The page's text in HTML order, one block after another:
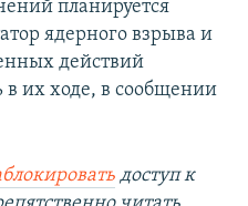
планируется
ядерного взрыва и
действий
в их ходе, в сообщении
доступ к